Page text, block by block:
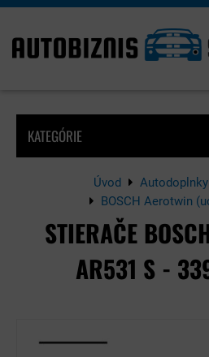
KATEGÓRIE
Úvod Autodoplnky
BOSCH Aerotwin
STIERAČE
AR531 S -